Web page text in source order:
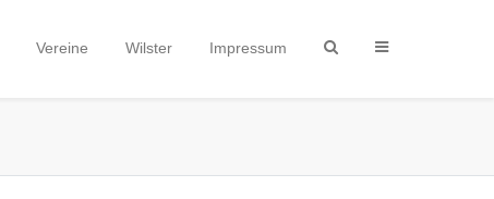
Vereine Wilster Impressum